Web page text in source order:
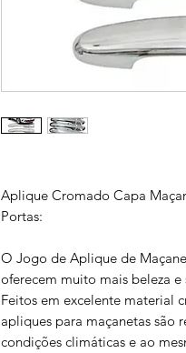
Aplique Cromado Capa
Portas:
O Jogo de Aplique de
oferecem muito mais beleza
Feitos em excelente material
apliques para maçanetas são
condições climáticas e ao